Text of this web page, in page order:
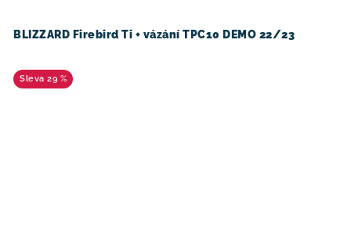
BLIZZARD Firebird Ti + vázání TPC10 DEMO 22/23
29 %